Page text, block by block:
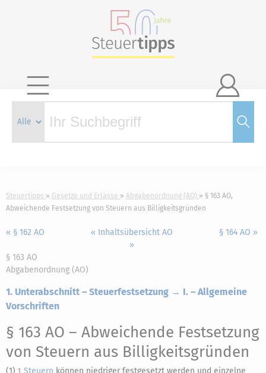

Steuertipps Gesetze und Erlasse Abgabenordnung (AO)
§ 163 AO,
Abweichende Festsetzung von Steuern aus Billigkeitsgründen
« § 162 AO
« Inhaltsübersicht AO
»
§ 164 AO »
§ 163 AO
Abgabenordnung (AO)
1. Unterabschnitt – Steuerfestsetzung → I. – Allgemeine
Vorschriften
§ 163 AO – Abweichende Festsetzung
von Steuern aus Billigkeitsgründen
(1) 1 Steuern können niedriger festgesetzt werden und einzelne